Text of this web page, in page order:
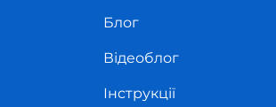
Блог
Відеоблог
Інструкції